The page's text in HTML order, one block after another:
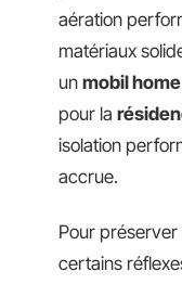
aération
matériaux
un mobil
pour la
isolation
accrue.
Pour préserver
certains